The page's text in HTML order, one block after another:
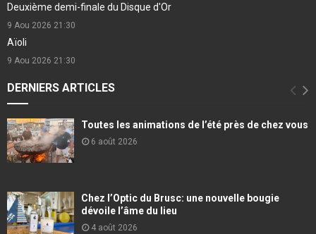
Deuxième demi-finale du Disque d'Or
9 Aou 2026 21:30
Aïoli
9 Aou 2026 21:30
DERNIERS ARTICLES
Toutes les animations de l’été près de chez vous
6 août 2026
Chez l’Optic du Brusc: une nouvelle bougie
dévoile l’âme du lieu
4 août 2026